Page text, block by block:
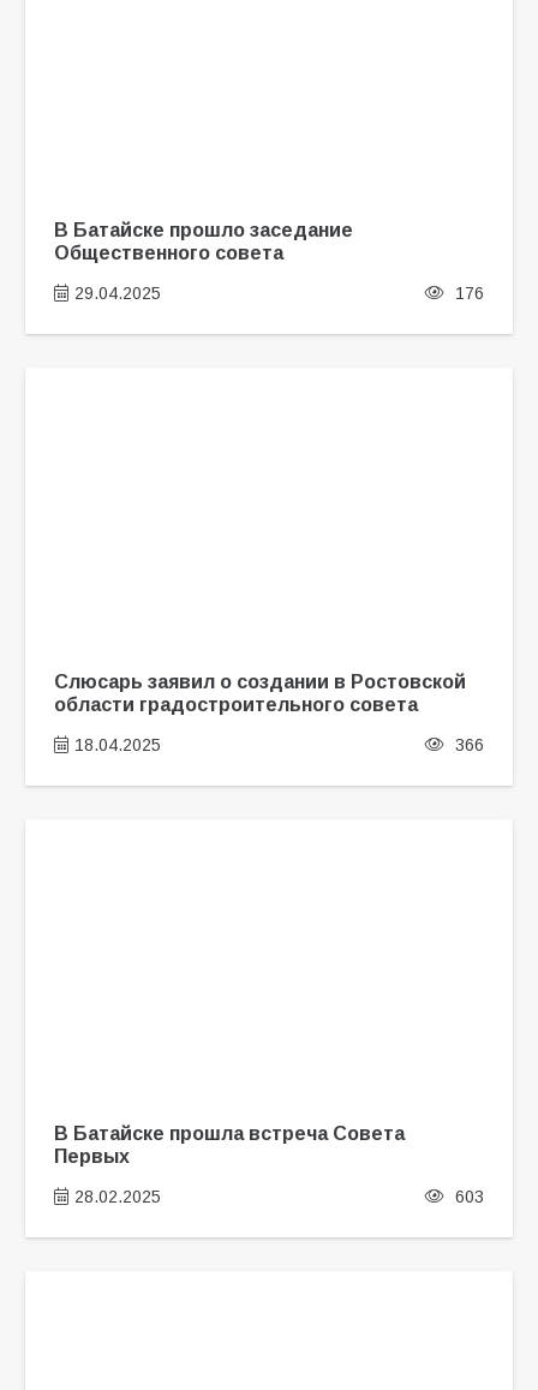
В Батайске прошло заседание
Общественного совета
29.04.2025 176
Слюсарь заявил о создании в Ростовской
области градостроительного совета
18.04.2025 366
В Батайске прошла встреча Совета
Первых
28.02.2025 603